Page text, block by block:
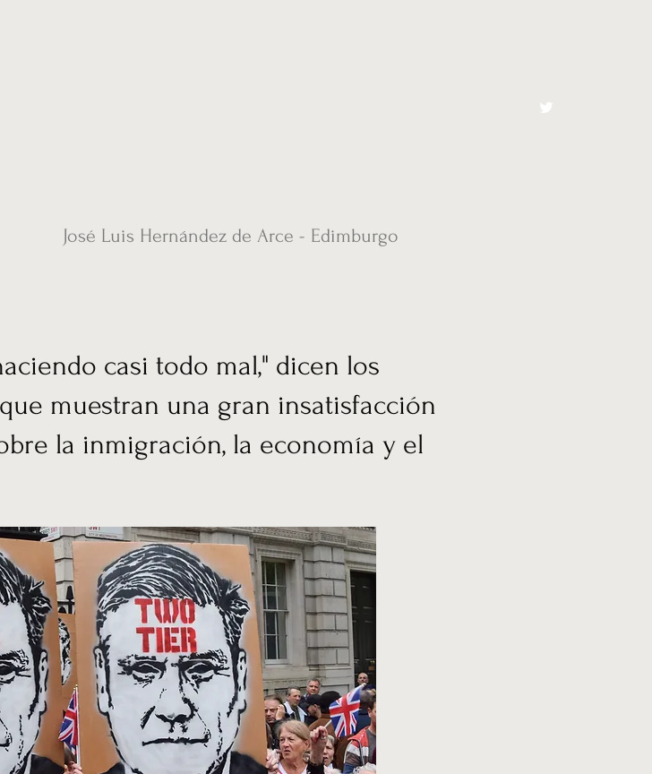
José Luis Hernández de Arce - Edimburgo
casi todo mal," dicen los
muestran una gran insatisfacción
la inmigración, la economía y el